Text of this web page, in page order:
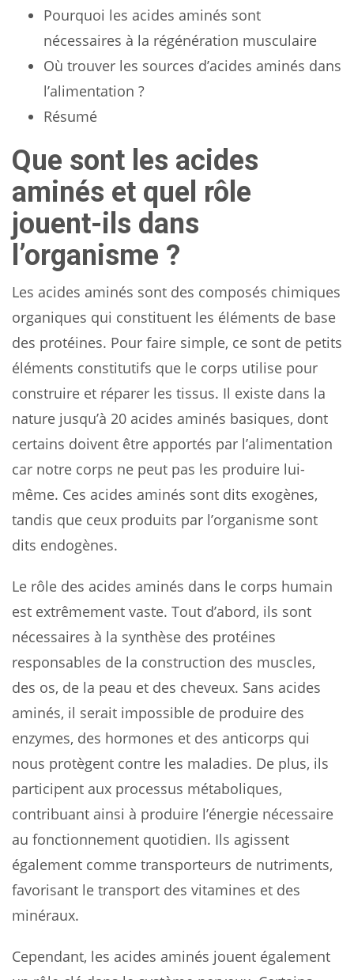
Pourquoi les acides aminés sont
nécessaires à la régénération musculaire
Où trouver les sources d’acides aminés dans
l’alimentation ?
Résumé
Que sont les acides
aminés et quel rôle
jouent-ils dans
l’organisme ?
Les acides aminés sont des composés chimiques
organiques qui constituent les éléments de base
des protéines. Pour faire simple, ce sont de petits
éléments constitutifs que le corps utilise pour
construire et réparer les tissus. Il existe dans la
nature jusqu’à 20 acides aminés basiques, dont
certains doivent être apportés par l’alimentation
car notre corps ne peut pas les produire lui-
même. Ces acides aminés sont dits exogènes,
tandis que ceux produits par l’organisme sont
dits endogènes.
Le rôle des acides aminés dans le corps humain
est extrêmement vaste. Tout d’abord, ils sont
nécessaires à la synthèse des protéines
responsables de la construction des muscles,
des os, de la peau et des cheveux. Sans acides
aminés, il serait impossible de produire des
enzymes, des hormones et des anticorps qui
nous protègent contre les maladies. De plus, ils
participent aux processus métaboliques,
contribuant ainsi à produire l’énergie nécessaire
au fonctionnement quotidien. Ils agissent
également comme transporteurs de nutriments,
favorisant le transport des vitamines et des
minéraux.
Cependant, les acides aminés jouent également